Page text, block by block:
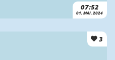
07:52
01. MAI. 2024
3